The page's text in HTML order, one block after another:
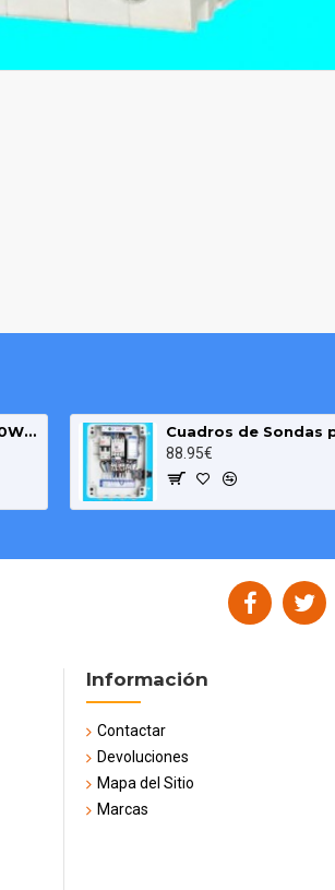
Foco Proyector LED 200W OSRAM IP65 Color Ajustable Exterior e Interior
88.95€
Información
Contactar
Devoluciones
Mapa del Sitio
Marcas